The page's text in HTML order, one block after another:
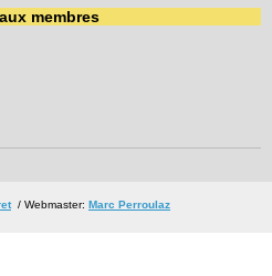
membres
/ Webmaster: Marc Perroulaz